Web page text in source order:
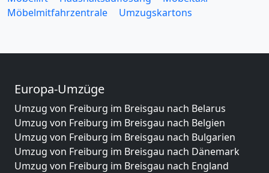
Möbelmitfahrzentrale
Umzugskartons
Europa-Umzüge
Umzug von Freiburg im Breisgau nach Belarus
Umzug von Freiburg im Breisgau nach Belgien
Umzug von Freiburg im Breisgau nach Bulgarien
Umzug von Freiburg im Breisgau nach Dänemark
Umzug von Freiburg im Breisgau nach England